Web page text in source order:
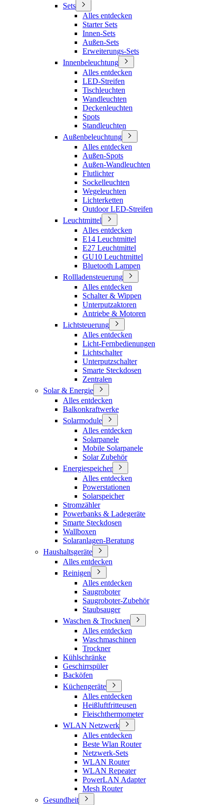
Sets
Alles entdecken
Starter Sets
Innen-Sets
Außen-Sets
Erweiterungs-Sets
Innenbeleuchtung
Alles entdecken
LED-Streifen
Tischleuchten
Wandleuchten
Deckenleuchten
Spots
Standleuchten
Außenbeleuchtung
Alles entdecken
Außen-Spots
Außen-Wandleuchten
Flutlichter
Sockelleuchten
Wegeleuchten
Lichterketten
Outdoor LED-Streifen
Leuchtmittel
Alles entdecken
E14 Leuchtmittel
E27 Leuchtmittel
GU10 Leuchtmittel
Bluetooth Lampen
Rollladensteuerung
Alles entdecken
Schalter & Wippen
Unterputzaktoren
Antriebe & Motoren
Lichtsteuerung
Alles entdecken
Licht-Fernbedienungen
Lichtschalter
Unterputzschalter
Smarte Steckdosen
Zentralen
Solar & Energie
Alles entdecken
Balkonkraftwerke
Solarmodule
Alles entdecken
Solarpanele
Mobile Solarpanele
Solar Zubehör
Energiespeicher
Alles entdecken
Powerstationen
Solarspeicher
Stromzähler
Powerbanks & Ladegeräte
Smarte Steckdosen
Wallboxen
Solaranlagen-Beratung
Haushaltsgeräte
Alles entdecken
Reinigen
Alles entdecken
Saugroboter
Saugroboter-Zubehör
Staubsauger
Waschen & Trocknen
Alles entdecken
Waschmaschinen
Trockner
Kühlschränke
Geschirrspüler
Backöfen
Küchengeräte
Alles entdecken
Heißluftfritteusen
Fleischthermometer
WLAN Netzwerk
Alles entdecken
Beste Wlan Router
Netzwerk-Sets
WLAN Router
WLAN Repeater
PowerLAN Adapter
Mesh Router
Gesundheit